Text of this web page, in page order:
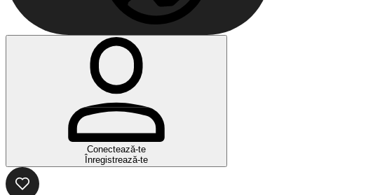
Conectează-te
Înregistrează-te